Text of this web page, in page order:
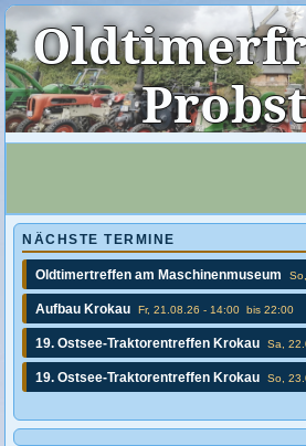
NÄCHSTE TERMINE
Oldtimertreffen am Maschinenmuseum
Aufbau Krokau Fr, 21.08.26 - 14:00 bis 22:00
19. Ostsee-Traktorentreffen Krokau Sa,
19. Ostsee-Traktorentreffen Krokau So,